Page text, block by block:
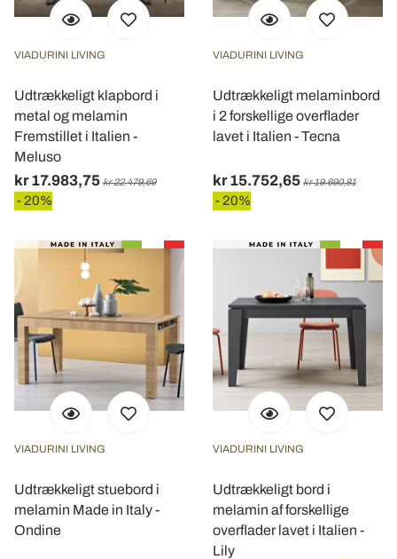
informazioni sul modo in cui utilizza il nostro sito con i
pubblicità e social media, i quali potrebbero combinarle
raccolto dal suo utilizzo dei loro servizi.
VIADURINI LIVING
Udtrækkeligt klapbord i
metal og melamin
Fremstillet i Italien -
Meluso
kr 17.983,75 kr 22.479,69
- 20%
VIADURINI LIVING
Udtrækkeligt melaminbord
i 2 forskellige overflader
lavet i Italien - Tecna
kr 15.752,65 kr 19.690,81
- 20%
VIADURINI LIVING
Udtrækkeligt stuebord i
melamin Made in Italy -
Ondine
VIADURINI LIVING
Udtrækkeligt bord i
melamin af forskellige
overflader lavet i Italien -
Lily